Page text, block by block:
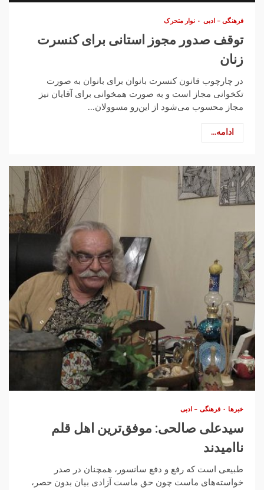
فرهنگی – ادبی نوار متحرک
توقف صدور مجوز استانی برای کنسرت
زنان
در چارچوب قانون کنسرت بانوان برای بانوان به صورت
تکخوانی مجاز است و به صورت همخوانی برای آقایان نیز
مجاز محسوب می‌شود از این‌‌رو مسوولان...
ادامه...
خبرها فرهنگی – ادبی
سیدعلی صالحی: موفق‌ترین اهل قلم
ناامیدند
طبیعی است که رفع و دفع سانسور، همچنان در صدر
خواسته‌های ماست چون حق ماست آزادی بیان بدون حصر،